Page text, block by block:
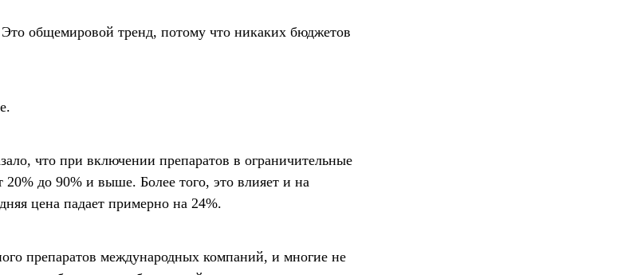
общемировой тренд, потому что никаких бюджетов
что при включении препаратов в ограничительные
до 90% и выше. Более того, это влияет и на
цена падает примерно на 24%.
препаратов международных компаний, и многие не